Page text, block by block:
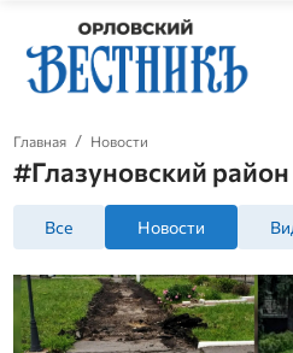
Главная Новости
#Глазуновский район
Все Новости